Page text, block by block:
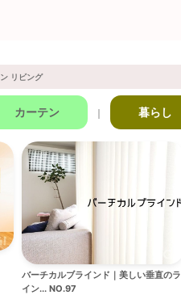
カーテン ｜ 暮らし
バーチカルブラインド｜美しい垂直のラ
イン... NO.97